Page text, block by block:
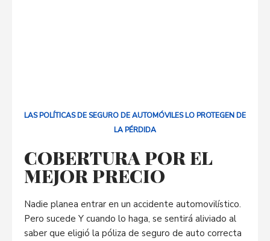
LAS POLÍTICAS DE SEGURO DE AUTOMÓVILES LO PROTEGEN DE
LA PÉRDIDA​
COBERTURA POR EL
MEJOR PRECIO
Nadie planea entrar en un accidente automovilístico.
Pero sucede Y cuando lo haga, se sentirá aliviado al
saber que eligió la póliza de seguro de auto correcta